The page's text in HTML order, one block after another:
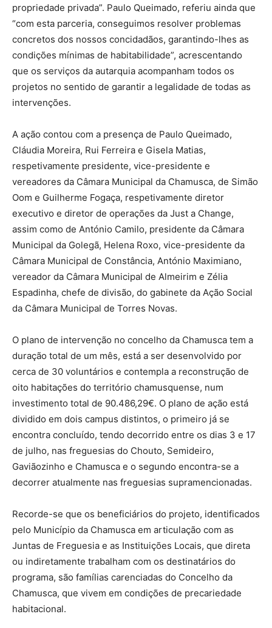
propriedade privada”. Paulo Queimado, referiu ainda que
“com esta parceria, conseguimos resolver problemas
concretos dos nossos concidadãos, garantindo-lhes as
condições mínimas de habitabilidade”, acrescentando
que os serviços da autarquia acompanham todos os
projetos no sentido de garantir a legalidade de todas as
intervenções.
A ação contou com a presença de Paulo Queimado,
Cláudia Moreira, Rui Ferreira e Gisela Matias,
respetivamente presidente, vice-presidente e
vereadores da Câmara Municipal da Chamusca, de Simão
Oom e Guilherme Fogaça, respetivamente diretor
executivo e diretor de operações da Just a Change,
assim como de António Camilo, presidente da Câmara
Municipal da Golegã, Helena Roxo, vice-presidente da
Câmara Municipal de Constância, António Maximiano,
vereador da Câmara Municipal de Almeirim e Zélia
Espadinha, chefe de divisão, do gabinete da Ação Social
da Câmara Municipal de Torres Novas.
O plano de intervenção no concelho da Chamusca tem a
duração total de um mês, está a ser desenvolvido por
cerca de 30 voluntários e contempla a reconstrução de
oito habitações do território chamusquense, num
investimento total de 90.486,29€. O plano de ação está
dividido em dois campus distintos, o primeiro já se
encontra concluído, tendo decorrido entre os dias 3 e 17
de julho, nas freguesias do Chouto, Semideiro,
Gaviãozinho e Chamusca e o segundo encontra-se a
decorrer atualmente nas freguesias supramencionadas.
Recorde-se que os beneficiários do projeto, identificados
pelo Município da Chamusca em articulação com as
Juntas de Freguesia e as Instituições Locais, que direta
ou indiretamente trabalham com os destinatários do
programa, são famílias carenciadas do Concelho da
Chamusca, que vivem em condições de precariedade
habitacional.